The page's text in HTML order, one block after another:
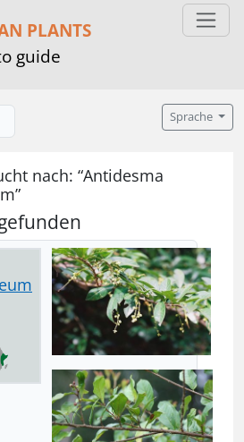
PLANTS
guide
Sprache
nach: “Antidesma